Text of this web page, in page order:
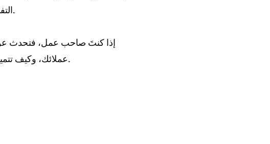
التفاصيل المهمة التي تريد أن يعرفها زوار الموقع.
إذا كنتَ صاحب عمل، فتحدث عن
عملائك، وكيف تتميز عن الآخرين. أضف صورة أو معرضًا أو فيديو لزيادة التفاعل.